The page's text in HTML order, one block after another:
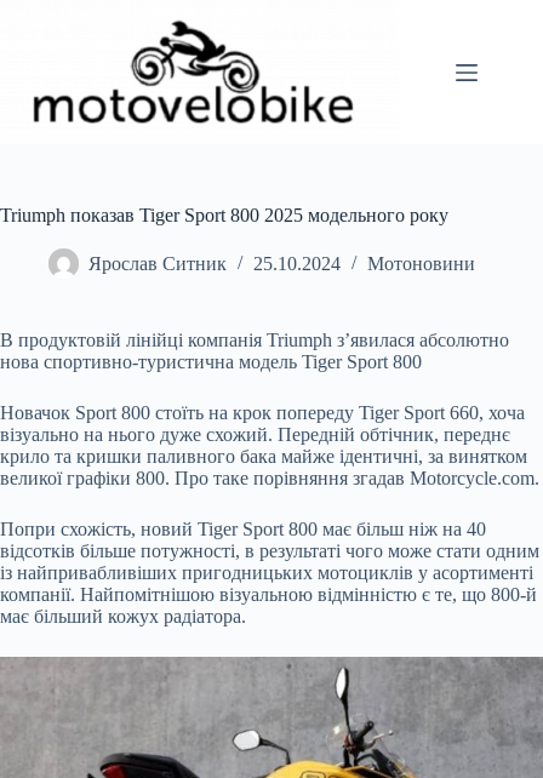
Triumph показав Tiger Sport 800 2025 модельного року
Ярослав Ситник 25.10.2024 Мотоновини
В продуктовій лінійці компанія Triumph з’явилася абсолютно
нова спортивно-туристична модель Tiger Sport 800
Новачок Sport 800 стоїть на крок попереду Tiger Sport 660, хоча
візуально на нього дуже схожий. Передній обтічник, переднє
крило та кришки паливного бака майже ідентичні, за винятком
великої графіки 800. Про таке порівняння згадав Motorcycle.com.
Попри схожість, новий Tiger Sport 800 має більш ніж на 40
відсотків більше потужності, в результаті чого може стати одним
із найпривабливіших пригодницьких мотоциклів у асортименті
компанії. Найпомітнішою візуальною відмінністю є те, що 800-й
має більший кожух радіатора.